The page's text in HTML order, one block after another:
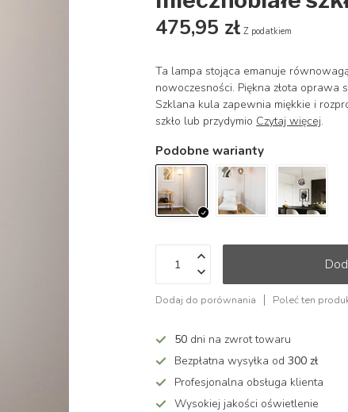
475,95 zł Z podatkiem
Ta lampa stojąca emanuje
nowoczesności. Piękna złota
Szklana kula zapewnia miękkie i
szkło lub przydymio Czytaj więcej.
Podobne warianty
Dodaj do porównania Poleć ten
50 dni na zwrot towaru
Bezpłatna wysyłka od300 zł
Profesjonalna obsługa klienta
Wysokiej jakości oświetlenie